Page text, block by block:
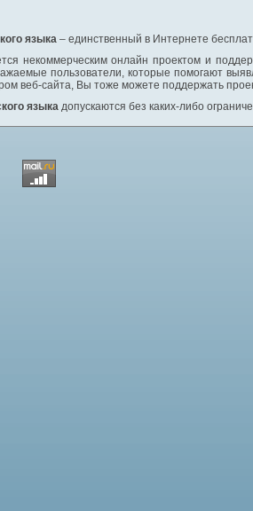
языка – единственный в Интернете
некоммерческим онлайн проектом и
пользователи, которые помогают
веб-сайта, Вы тоже можете поддержать
языка допускаются без каких-либо